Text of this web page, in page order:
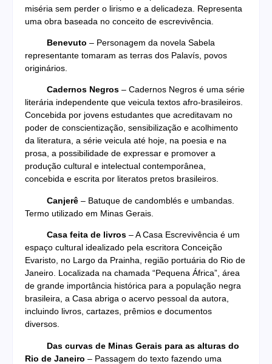
miséria sem perder o lirismo e a delicadeza. Representa
uma obra baseada no conceito de escrevivência.
Benevuto – Personagem da novela Sabela
representante tomaram as terras dos Palavís, povos
originários.
Cadernos Negros – Cadernos Negros é uma série
literária independente que veicula textos afro-brasileiros.
Concebida por jovens estudantes que acreditavam no
poder de conscientização, sensibilização e acolhimento
da literatura, a série veicula até hoje, na poesia e na
prosa, a possibilidade de expressar e promover a
produção cultural e intelectual contemporânea,
concebida e escrita por literatos pretos brasileiros.
Canjerê – Batuque de candomblés e umbandas.
Termo utilizado em Minas Gerais.
Casa feita de livros – A Casa Escrevivência é um
espaço cultural idealizado pela escritora Conceição
Evaristo, no Largo da Prainha, região portuária do Rio de
Janeiro. Localizada na chamada “Pequena África”, área
de grande importância histórica para a população negra
brasileira, a Casa abriga o acervo pessoal da autora,
incluindo livros, cartazes, prêmios e documentos
diversos.
Das curvas de Minas Gerais para as alturas do
Rio de Janeiro – Passagem do texto fazendo uma